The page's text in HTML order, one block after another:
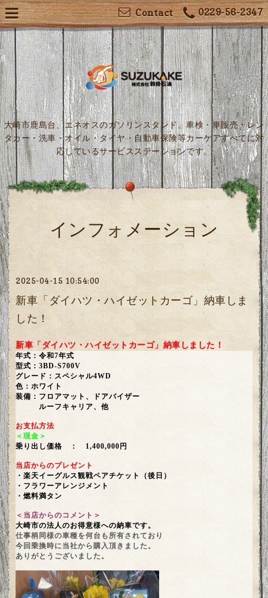
0229-56-2347
Contact
大崎市鹿島台、エネオスのガソリンスタンド。車検・車販売・レン
タカー・洗車・オイル・タイヤ・自動車保険等カーケアすべてに対
応しているサービスステーションです。
インフォメーション
2025-04-15 10:54:00
新車「ダイハツ・ハイゼットカーゴ」納車しま
した！
新車「ダイハツ・ハイゼットカーゴ」納車しました！
年式：令和7年式
型式：3BD-S700V
グレード：スペシャル4WD
色：ホワイト
装備： フロアマット、ドアバイザー
ルーフキャリア、他
お支払方法
＜現金＞
乗り出し価格 ： 1,400,000円
当店からのプレゼント
・楽天イーグルス観戦ペアチケット（後日）
・フラワーアレンジメント
・燃料満タン
＜当店からのコメント＞
大崎市の法人のお得意様への納車です。
仕事柄同様の車種を何台も所有されており
今回乗換時に当社から購入頂きました。
ありがとうございました。